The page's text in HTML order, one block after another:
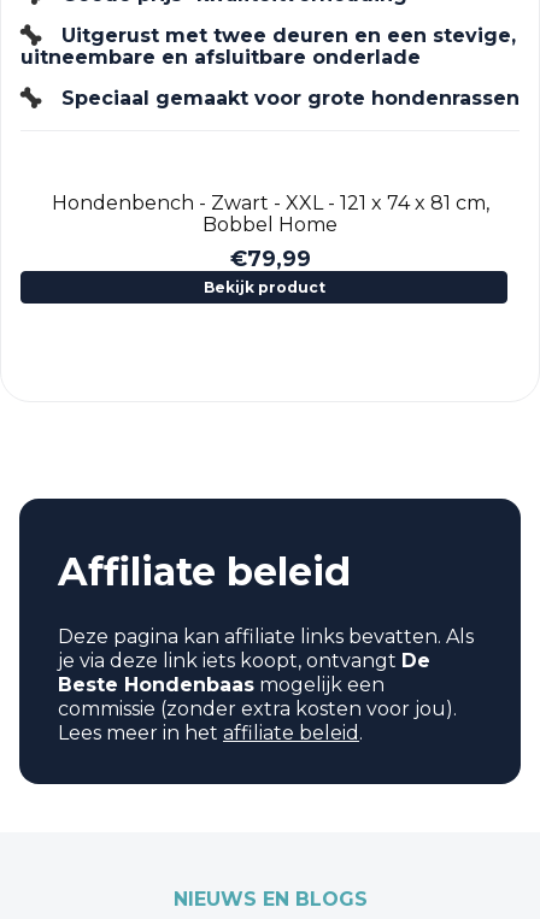
Uitgerust met twee deuren en een stevige,
uitneembare en afsluitbare onderlade
Speciaal gemaakt voor grote hondenrassen
Hondenbench - Zwart - XXL - 121 x 74 x 81 cm,
Bobbel Home
€79,99
Bekijk product
Affiliate beleid
Deze pagina kan affiliate links bevatten. Als
je via deze link iets koopt, ontvangt De
Beste Hondenbaas mogelijk een
commissie (zonder extra kosten voor jou).
Lees meer in het affiliate beleid .
NIEUWS EN BLOGS